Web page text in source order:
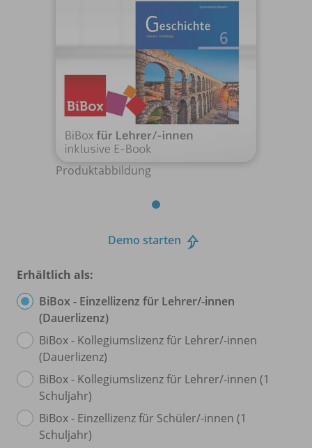
Produktabbildung
Demo starten
Erhältlich als:
BiBox - Einzellizenz für Lehrer/-innen
(Dauerlizenz)
BiBox - Kollegiumslizenz für Lehrer/-innen
(Dauerlizenz)
BiBox - Kollegiumslizenz für Lehrer/-innen (1
Schuljahr)
BiBox - Einzellizenz für Schüler/-innen (1
Schuljahr)